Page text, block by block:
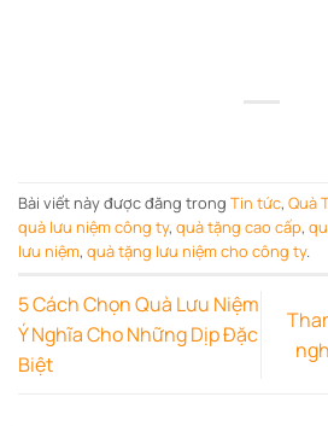
Bài viết này được đăng trong Tin tức, Quà
quà lưu niệm công ty, quà tặng cao cấp,
lưu niệm, quà tặng lưu niệm cho công ty.
5 Cách Chọn Quà Lưu Niệm
Ý Nghĩa Cho Những Dịp Đặc
Biệt